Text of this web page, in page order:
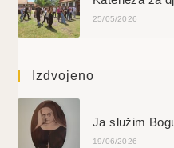
25/05/2026
Izdvojeno
Ja služim
19/06/2026